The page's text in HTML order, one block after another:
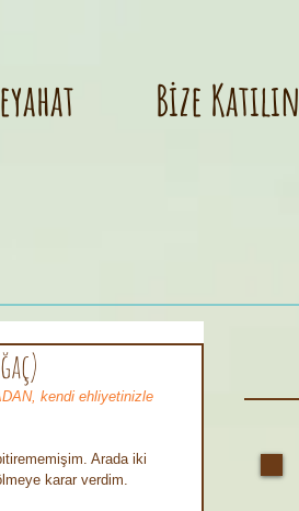
Bize Katılın
kendi ehliyetinizle
Arada iki
karar verdim.